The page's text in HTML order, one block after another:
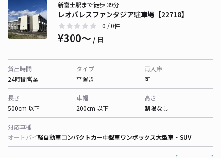
レオパレスファンタジア駐車場【22718】
新富士駅まで徒歩 39分
0 / 0件
¥300〜 / 日
貸出時間
24時間営業
タイプ
平置き
再入庫
可
長さ
500cm 以下
車幅
200cm 以下
高さ
制限なし
対応車種
オートバイ軽自動車コンパクトカー中型車ワンボックス大型車・SUV